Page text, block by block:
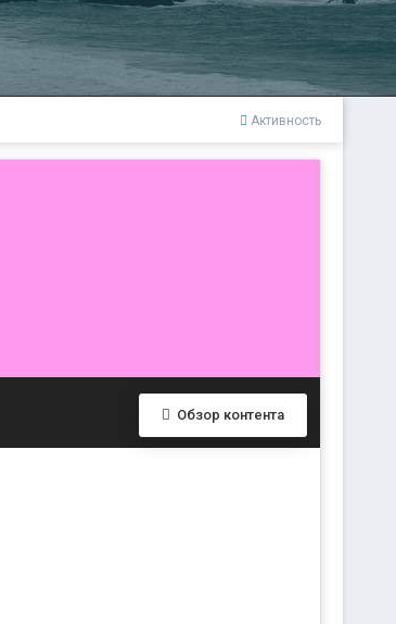
Активность
Обзор контента